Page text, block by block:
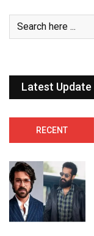
Latest Update
RECENT